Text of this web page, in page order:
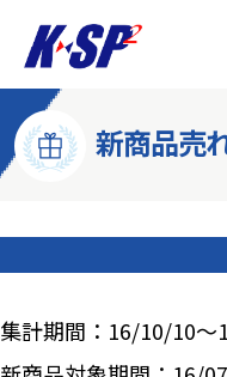
新商品売
集計期間：16/10/10～